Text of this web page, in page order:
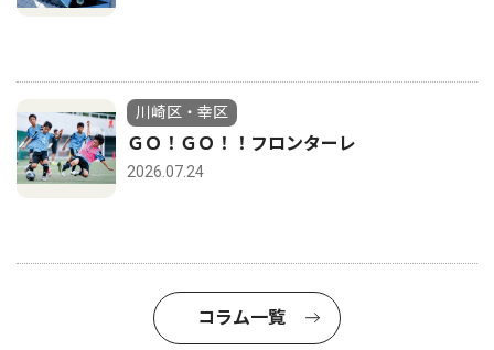
川崎区・幸区
ＧＯ！ＧＯ！！フロンターレ
2026.07.24
コラム一覧